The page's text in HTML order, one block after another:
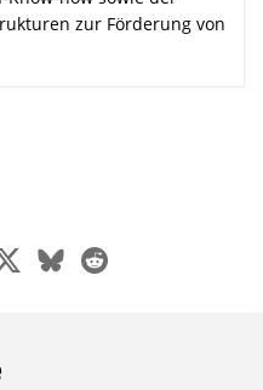
zur Förderung von
blueskyreddit